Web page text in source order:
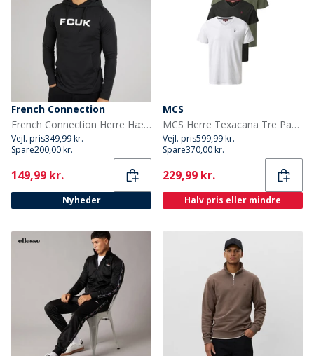
French Connection
French Connection Herre Hættetrøjer Sort
Vejl. pris349,99 kr.
Spare200,00 kr.
Current
149,99 kr.
Nyheder
MCS
MCS Herre Texacana Tre Pak T-shirts Tapshoe/Beetle/Hvid
Vejl. pris599,99 kr.
Spare370,00 kr.
Current
229,99 kr.
Halv pris eller mindre